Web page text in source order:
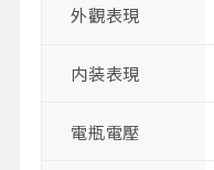
外觀表現
内装表現
電瓶電壓